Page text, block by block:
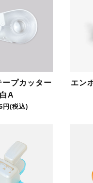
ープカッター
白A
円(税込)
エン